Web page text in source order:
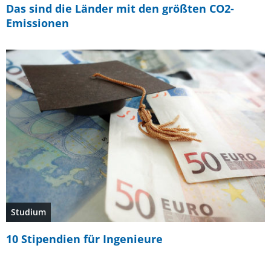
Das sind die Länder mit den größten CO2-
Emissionen
Studium
10 Stipendien für Ingenieure